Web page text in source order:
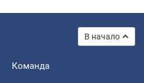
В начало
Команда